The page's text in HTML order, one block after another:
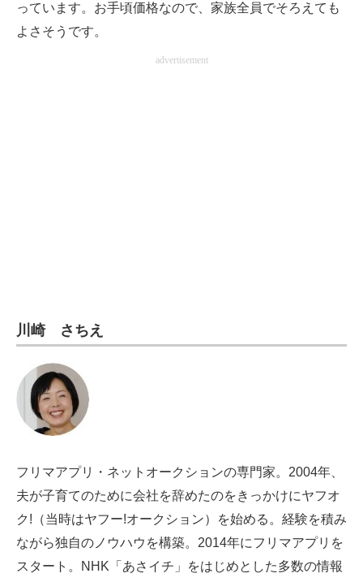
っています。お手頃価格なので、家族全員でそろえても
よさそうです。
advertisement
川崎 さちえ
フリマアプリ・ネットオークションの専門家。2004年、
夫が子育てのために会社を辞めたのをきっかけにヤフオ
ク!（当時はヤフー!オークション）を始める。経験を積み
ながら独自のノウハウを構築。2014年にフリマアプリを
スタート。NHK「あさイチ」をはじめとした多数の情報